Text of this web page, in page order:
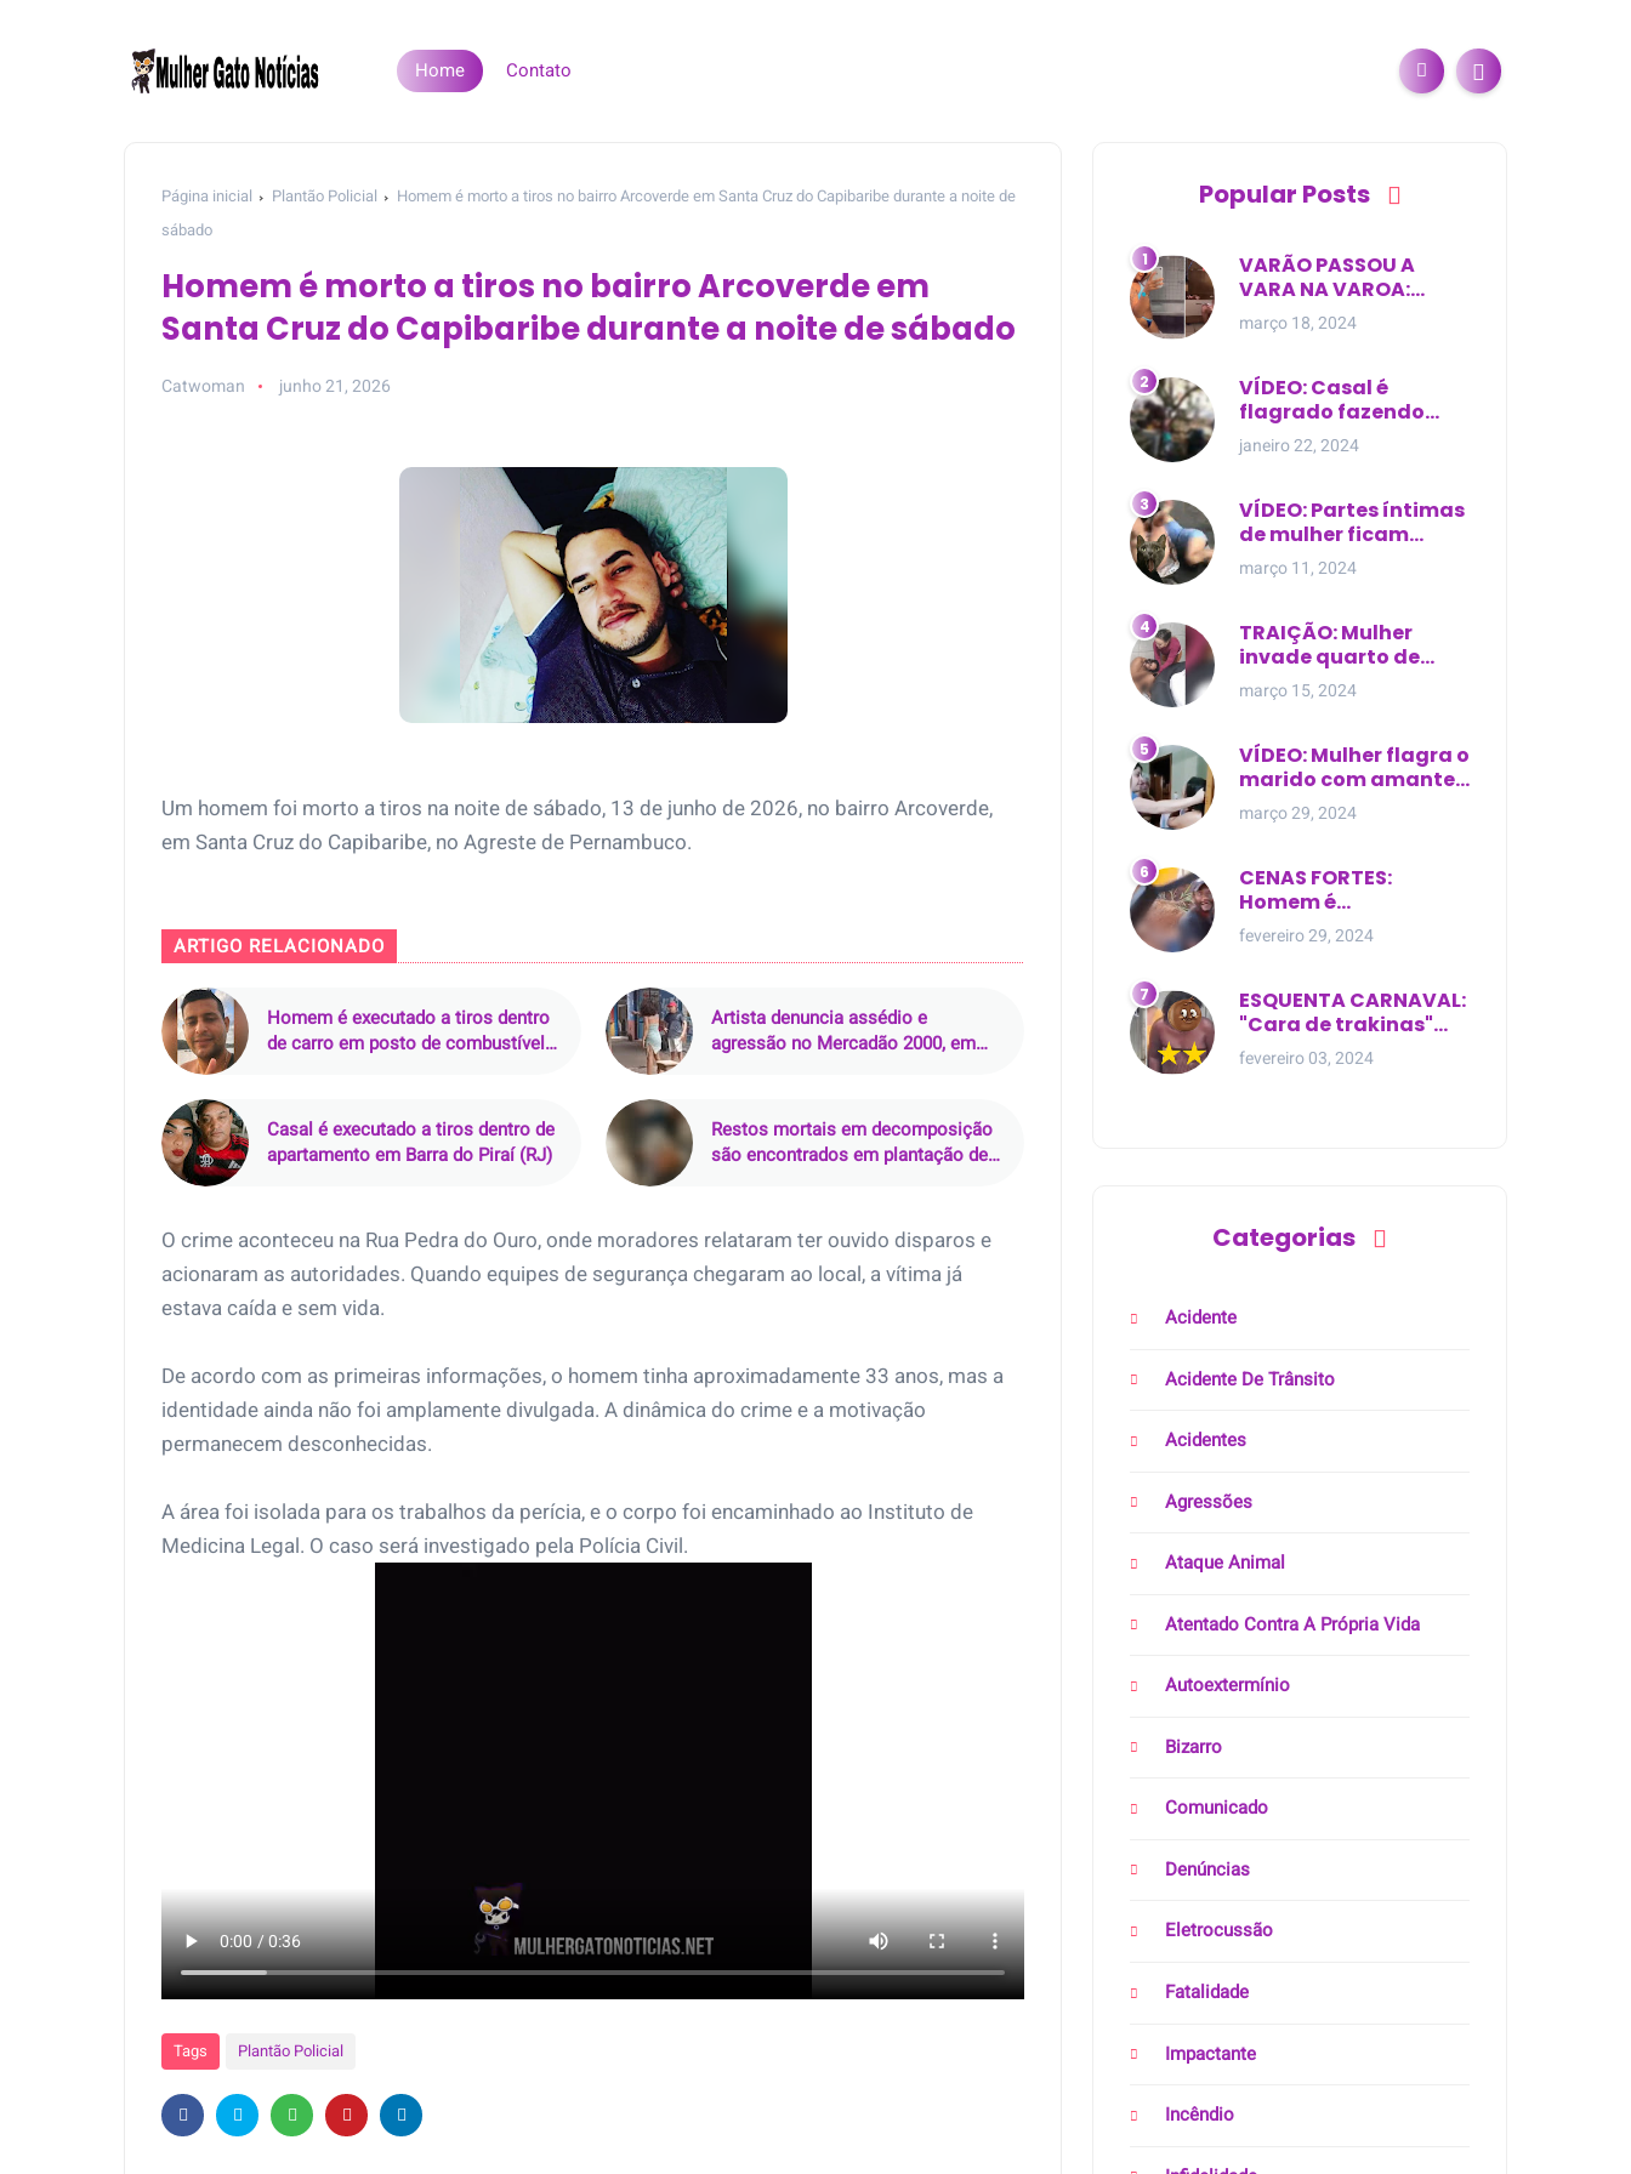
Home Contato
Página inicial Plantão Policial
Homem é morto a tiros no bairro Arcoverde em Santa Cruz do Capibaribe durante a noite de
sábado
Homem é morto a tiros no bairro Arcoverde em
Santa Cruz do Capibaribe durante a noite de sábado
Catwoman junho 21, 2026
Um homem foi morto a tiros na noite de sábado, 13 de junho de 2026, no bairro Arcoverde,
em Santa Cruz do Capibaribe, no Agreste de Pernambuco.
ARTIGO RELACIONADO
Homem é executado a tiros dentro
de carro em posto de combustível
Artista denuncia assédio e
agressão no Mercadão 2000, em
Casal é executado a tiros dentro de
apartamento em Barra do Piraí (RJ)
Restos mortais em decomposição
são encontrados em plantação de
O crime aconteceu na Rua Pedra do Ouro, onde moradores relataram ter ouvido disparos e
acionaram as autoridades. Quando equipes de segurança chegaram ao local, a vítima já
estava caída e sem vida.
De acordo com as primeiras informações, o homem tinha aproximadamente 33 anos, mas a
identidade ainda não foi amplamente divulgada. A dinâmica do crime e a motivação
permanecem desconhecidas.
A área foi isolada para os trabalhos da perícia, e o corpo foi encaminhado ao Instituto de
Medicina Legal. O caso será investigado pela Polícia Civil.
Tags Plantão Policial
Popular Posts
VARÃO PASSOU A
VARA NA VAROA:
Esposa de pregador
evangélico descobre
extra-conjugal
março 18, 2024
VÍDEO: Casal é
flagrado fazendo
sexo dentro de
cemitério, em cima de
janeiro 22, 2024
VÍDEO: Partes íntimas
de mulher ficam
expostas durante
briga em Manaus
março 11, 2024
TRAIÇÃO: Mulher
invade quarto de
motel e encontra o
marido com outra na
março 15, 2024
VÍDEO: Mulher flagra o
marido com amante
dentro da própria
residência
março 29, 2024
CENAS FORTES:
Homem é
brutalmente atacado
e morto a golpes de
fevereiro 29, 2024
ESQUENTA CARNAVAL:
"Cara de trakinas"
dança seminua no
meio da rua na Bahia
fevereiro 03, 2024
Categorias
Acidente
Acidente De Trânsito
Acidentes
Agressões
Ataque Animal
Atentado Contra A Própria Vida
Autoextermínio
Bizarro
Comunicado
Denúncias
Eletrocussão
Fatalidade
Impactante
Incêndio